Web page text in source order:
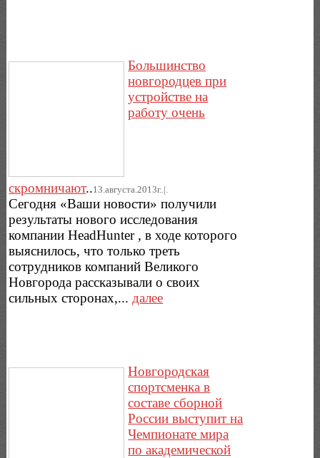
Большинство
новгородцев при
устройстве на
работу очень
скромничают..13.августа.2013г..|.
Сегодня «Ваши новости» получили
результаты нового исследования
компании HeadHunter , в ходе которого
выяснилось, что только треть
сотрудников компаний Великого
Новгорода рассказывали о своих
сильных сторонах,... далее
Новгородская
спортсменка в
составе сборной
России выступит на
Чемпионате мира
по академической